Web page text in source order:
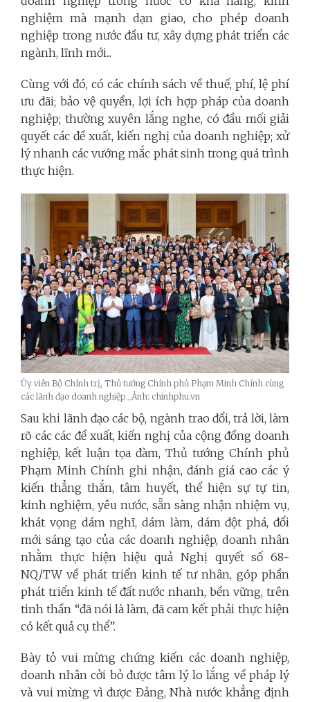
nghiệm mà mạnh dạn giao, cho phép doanh
nghiệp trong nước đầu tư, xây dựng phát triển các
ngành, lĩnh mới...
Cùng với đó, có các chính sách về thuế, phí, lệ phí
ưu đãi; bảo vệ quyền, lợi ích hợp pháp của doanh
nghiệp; thường xuyên lắng nghe, có đầu mối giải
quyết các đề xuất, kiến nghị của doanh nghiệp; xử
lý nhanh các vướng mắc phát sinh trong quá trình
thực hiện.
Ủy viên Bộ Chính trị, Thủ tướng Chính phủ Phạm Minh Chính cùng
các lãnh đạo doanh nghiệp _Ảnh: chinhphu.vn
Sau khi lãnh đạo các bộ, ngành trao đổi, trả lời, làm
rõ các các đề xuất, kiến nghị của cộng đồng doanh
nghiệp, kết luận tọa đàm, Thủ tướng Chính phủ
Phạm Minh Chính ghi nhận, đánh giá cao các ý
kiến thẳng thắn, tâm huyết, thể hiện sự tự tin,
kinh nghiệm, yêu nước, sẵn sàng nhận nhiệm vụ,
khát vọng dám nghĩ, dám làm, dám đột phá, đổi
mới sáng tạo của các doanh nghiệp, doanh nhân
nhằm thực hiện hiệu quả Nghị quyết số 68-
NQ/TW về phát triển kinh tế tư nhân, góp phần
phát triển kinh tế đất nước nhanh, bền vững, trên
tinh thần “đã nói là làm, đã cam kết phải thực hiện
có kết quả cụ thể”.
Bày tỏ vui mừng chứng kiến các doanh nghiệp,
doanh nhân cởi bỏ được tâm lý lo lắng về pháp lý
và vui mừng vì được Đảng, Nhà nước khẳng định